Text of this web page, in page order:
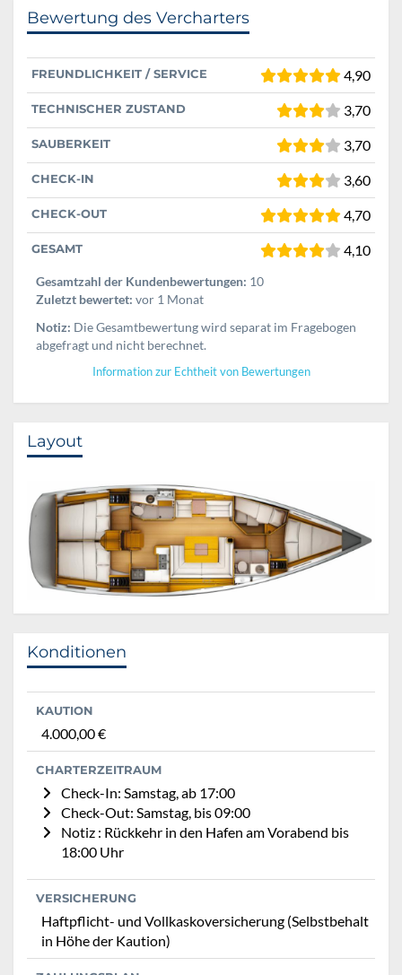
Bewertung des Vercharters
FREUNDLICHKEIT / SERVICE 4,90
TECHNISCHER ZUSTAND 3,70
SAUBERKEIT 3,70
CHECK-IN 3,60
CHECK-OUT 4,70
GESAMT 4,10
Gesamtzahl der Kundenbewertungen: 10
Zuletzt bewertet: vor 1 Monat
Notiz: Die Gesamtbewertung wird separat im Fragebogen
abgefragt und nicht berechnet.
Information zur Echtheit von Bewertungen
Layout
Konditionen
KAUTION
4.000,00 €
CHARTERZEITRAUM
Check-In: Samstag, ab 17:00
Check-Out: Samstag, bis 09:00
Notiz : Rückkehr in den Hafen am Vorabend bis
18:00 Uhr
VERSICHERUNG
Haftpflicht- und Vollkaskoversicherung (Selbstbehalt
in Höhe der Kaution)